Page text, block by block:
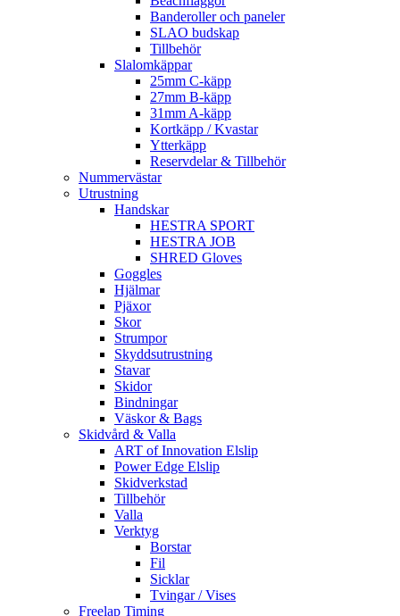
Banderoller och paneler
SLAO budskap
Tillbehör
Slalomkäppar
25mm C-käpp
27mm B-käpp
31mm A-käpp
Kortkäpp / Kvastar
Ytterkäpp
Reservdelar & Tillbehör
Nummervästar
Utrustning
Handskar
HESTRA SPORT
HESTRA JOB
SHRED Gloves
Goggles
Hjälmar
Pjäxor
Skor
Strumpor
Skyddsutrustning
Stavar
Skidor
Bindningar
Väskor & Bags
Skidvård & Valla
ART of Innovation Elslip
Power Edge Elslip
Skidverkstad
Tillbehör
Valla
Verktyg
Borstar
Fil
Sicklar
Tvingar / Vises
Freelap Timing